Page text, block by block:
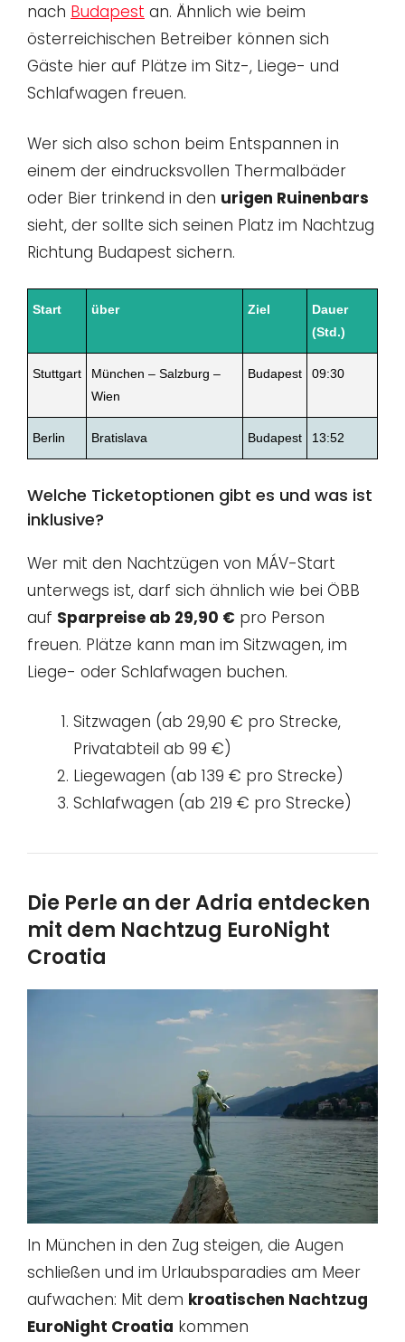
nach Budapest an. Ähnlich wie beim
österreichischen Betreiber können sich
Gäste hier auf Plätze im Sitz-, Liege- und
Schlafwagen freuen.
Wer sich also schon beim Entspannen in
einem der eindrucksvollen Thermalbäder
oder Bier trinkend in den urigen Ruinenbars
sieht, der sollte sich seinen Platz im Nachtzug
Richtung Budapest sichern.
Start über Ziel
Dauer
(Std.)
Stuttgart
München – Salzburg –
Wien
Budapest 09:30
Berlin Bratislava Budapest 13:52
Welche Ticketoptionen gibt es und was ist
inklusive?
Wer mit den Nachtzügen von MÁV-Start
unterwegs ist, darf sich ähnlich wie bei ÖBB
auf Sparpreise ab 29,90 € pro Person
freuen. Plätze kann man im Sitzwagen, im
Liege- oder Schlafwagen buchen.
Sitzwagen (ab 29,90 € pro Strecke,
Privatabteil ab 99 €)
Liegewagen (ab 139 € pro Strecke)
Schlafwagen (ab 219 € pro Strecke)
Die Perle an der Adria entdecken
mit dem Nachtzug EuroNight
Croatia
In München in den Zug steigen, die Augen
schließen und im Urlaubsparadies am Meer
aufwachen: Mit dem kroatischen Nachtzug
EuroNight Croatia kommen